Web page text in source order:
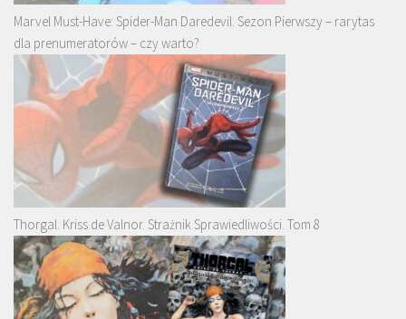
Marvel Must-Have: Spider-Man Daredevil. Sezon Pierwszy – rarytas
dla prenumeratorów – czy warto?
Thorgal. Kriss de Valnor. Strażnik Sprawiedliwości. Tom 8